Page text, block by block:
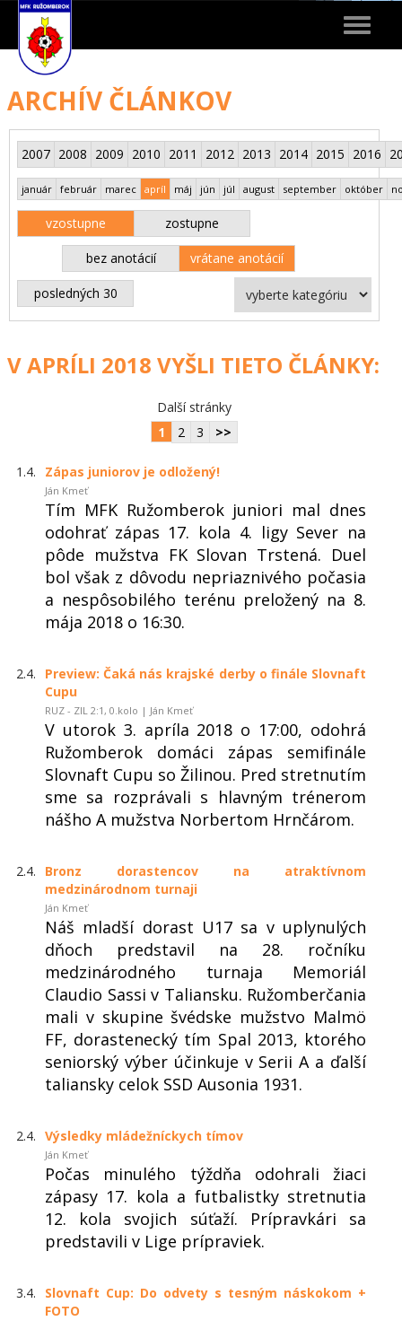
Toggle
ARCHÍV ČLÁNKOV
2007 2008 2009 2010 2011 2012 2013 2014 2015 2016
január február marec apríl máj jún júl august september október
vzostupne zostupne
bez anotácií vrátane anotácií
posledných 30
V APRÍLI 2018 VYŠLI TIETO ČLÁNKY:
Další stránky
1
2 3 >>
1.4. Zápas juniorov je odložený!
Ján Kmeť
Tím MFK Ružomberok juniori mal dnes
odohrať zápas 17. kola 4. ligy Sever na
pôde mužstva FK Slovan Trstená. Duel
bol však z dôvodu nepriaznivého počasia
a nespôsobilého terénu preložený na 8.
mája 2018 o 16:30.
2.4.
Preview: Čaká nás krajské derby o finále Slovnaft
Cupu
RUZ - ZIL 2:1, 0.kolo | Ján Kmeť
V utorok 3. apríla 2018 o 17:00, odohrá
Ružomberok domáci zápas semifinále
Slovnaft Cupu so Žilinou. Pred stretnutím
sme sa rozprávali s hlavným trénerom
nášho A mužstva Norbertom Hrnčárom.
2.4.
Bronz dorastencov na atraktívnom
medzinárodnom turnaji
Ján Kmeť
Náš mladší dorast U17 sa v uplynulých
dňoch predstavil na 28. ročníku
medzinárodného turnaja Memoriál
Claudio Sassi v Taliansku. Ružomberčania
mali v skupine švédske mužstvo Malmö
FF, dorastenecký tím Spal 2013, ktorého
seniorský výber účinkuje v Serii A a ďalší
taliansky celok SSD Ausonia 1931.
2.4. Výsledky mládežníckych tímov
Ján Kmeť
Počas minulého týždňa odohrali žiaci
zápasy 17. kola a futbalistky stretnutia
12. kola svojich súťaží. Prípravkári sa
predstavili v Lige prípraviek.
3.4.
Slovnaft Cup: Do odvety s tesným náskokom +
FOTO